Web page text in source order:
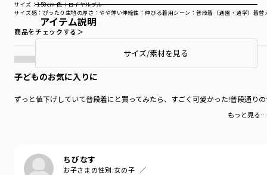
サイズ感 ：ぴったり 生地の厚さ ：やや薄い伸縮性 ：伸びる着用シーン ：普段着（通園・通学） 着替
サイズ：150cm色：ロイヤルブルー
商品をチェックする＞
子どものお気に入りに
ずっと値下げしていて普段着にと買ってみたら、すごく可愛かった!普段通り
もっと見る…
ちびなす
お子さまの性別:女の子
アイテム説明
サイズ/素材を見る